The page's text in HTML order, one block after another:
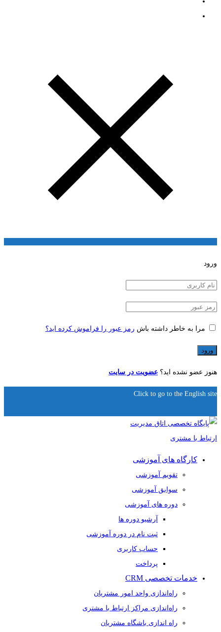
ورود
مرا به خاطر داشته باش رمز عبور را فراموش کرده اید؟
هنوز عضو نشده اید؟ عضویت در سایت
Click to go to the English site
کارگاه های آموزشی
تقویم آموزشی
سوابق آموزشی
دوره های آموزشی
آرشیو دوره ها
ثبت نام در دوره آموزشی
حساب کاربری
پرداخت
خدمات تخصصی CRM
راه‌اندازی واحد امور مشتریان
راه‌اندازی مراکز ارتباط با مشتری
راه اندازی باشگاه مشتریان